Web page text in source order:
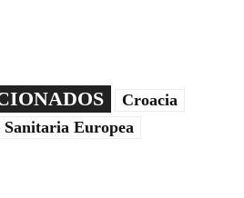
Croacia
Europea